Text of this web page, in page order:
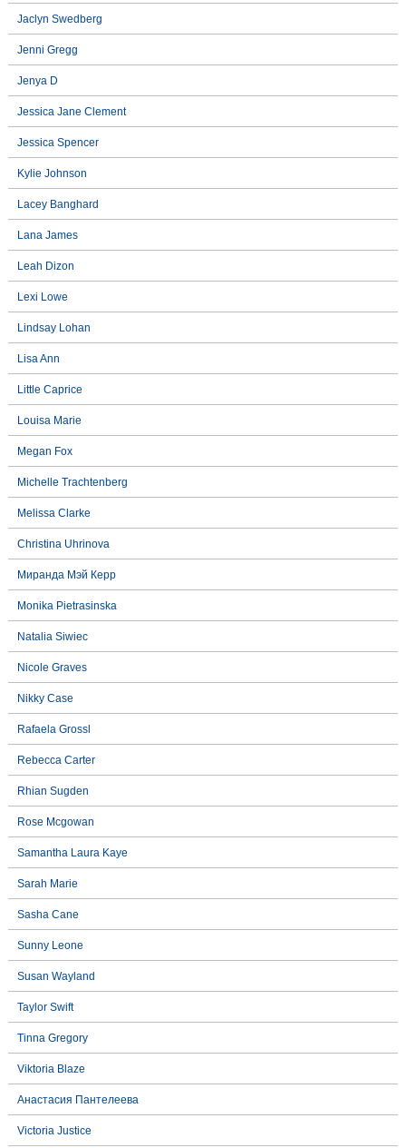
Jaclyn Swedberg
Jenni Gregg
Jenya D
Jessica Jane Clement
Jessica Spencer
Kylie Johnson
Lacey Banghard
Lana James
Leah Dizon
Lexi Lowe
Lindsay Lohan
Lisa Ann
Little Caprice
Louisa Marie
Megan Fox
Michelle Trachtenberg
Melissa Clarke
Christina Uhrinova
Миранда Мэй Керр
Monika Pietrasinska
Natalia Siwiec
Nicole Graves
Nikky Case
Rafaela Grossl
Rebecca Carter
Rhian Sugden
Rose Mcgowan
Samantha Laura Kaye
Sarah Marie
Sasha Cane
Sunny Leone
Susan Wayland
Taylor Swift
Tinna Gregory
Viktoria Blaze
Анастасия Пантелеева
Victoria Justice